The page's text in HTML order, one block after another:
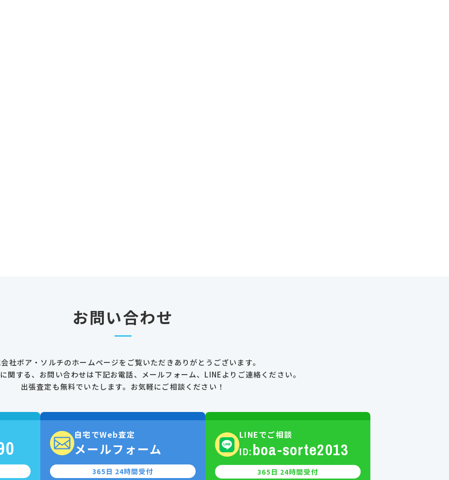
お問い合わせ
社ボア・ソルチのホームページを ご覧いただきありがとうございます。
関する、お問い合わせは下記お電話、メールフォーム、LINEより ご連絡ください。
出張査定も無料でいたします。 お気軽にご相談ください！
自宅でWeb査定
メールフォーム
365日 24時間受付
LINEでご相談
ID:boa-sorte2013
365日 24時間受付